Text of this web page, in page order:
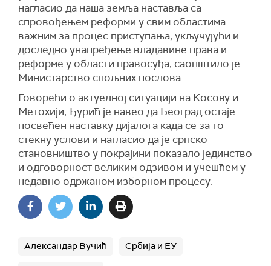
нагласио да наша земља наставља са
спровођењем реформи у свим областима
важним за процес приступања, укључујући и
доследно унапређење владавине права и
реформе у области правосуђа, саопштило је
Министарство спољних послова.
Говорећи о актуелној ситуацији на Косову и
Метохији, Ђурић је навео да Београд остаје
посвећен наставку дијалога када се за то
стекну услови и нагласио да је српско
становништво у покрајини показало јединство
и одговорност великим одзивом и учешћем у
недавно одржаном изборном процесу.
Александар Вучић Србија и ЕУ